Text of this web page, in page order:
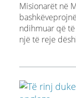
Misionarët në
ndihmuar që
një të reje